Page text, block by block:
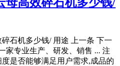
石机多少钱/ 用途 上一条 下一
家专业生产、研发、销售 ... 注
是否能够满足用户需求,成品的